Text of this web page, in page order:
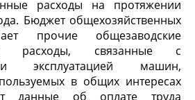
расходы на протяжении
Бюджет общехозяйственных
прочие общезаводские
расходы, связанные с
эксплуатацией машин,
в общих интересах
данные об оплате труда